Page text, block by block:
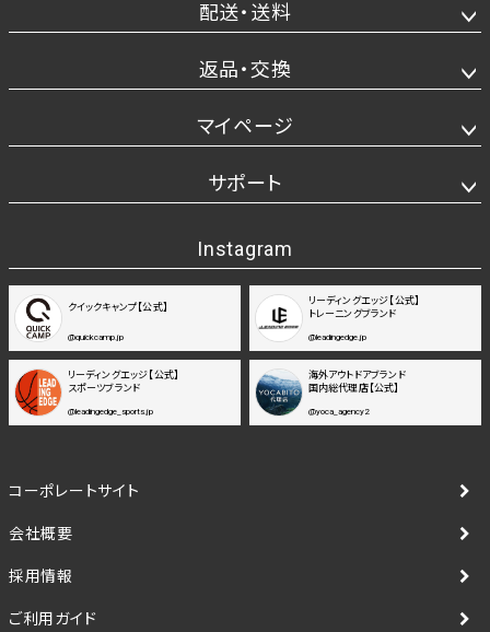
配送・送料
返品・交換
マイページ
サポート
Instagram
クイックキャンプ【公式】
@quickcamp.jp
リーディングエッジ【公式】
トレーニングブランド
@leadingedge.jp
リーディングエッジ【公式】
スポーツブランド
@leadingedge_sports.jp
海外アウトドアブランド
国内総代理店【公式】
@yoca_agency2
コーポレートサイト
会社概要
採用情報
ご利用ガイド